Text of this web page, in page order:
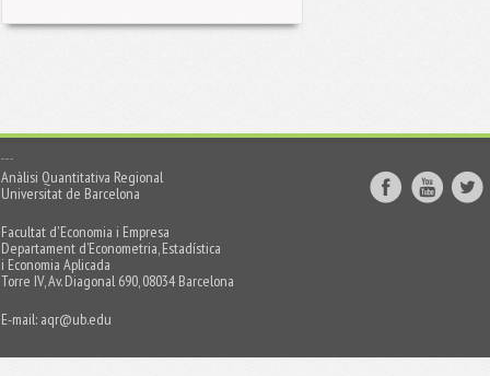
Anàlisi Quantitativa Regional
Universitat de Barcelona
Facultat d'Economia i Empresa
Departament d’Econometria, Estadística
i Economia Aplicada
Torre IV, Av. Diagonal 690, 08034 Barcelona
E-mail: aqr@ub.edu